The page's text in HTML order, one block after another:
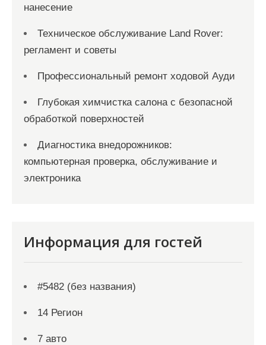
нанесение
Техническое обслуживание Land Rover:
регламент и советы
Профессиональный ремонт ходовой Ауди
Глубокая химчистка салона с безопасной
обработкой поверхностей
Диагностика внедорожников:
компьютерная проверка, обслуживание и
электроника
Информация для гостей
#5482 (без названия)
14 Регион
7 авто